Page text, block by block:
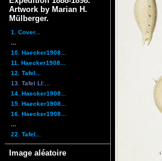
Artwork by Marian H.
Mülberger.
1. Cover...
10. Haecker1908...
11. Haecker1908...
12. Tafel...
13. Tafel LI:...
14. Haecker1908...
15. Haecker1908...
16. Haecker1908...
22. Tafel...
Image aléatoire